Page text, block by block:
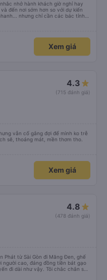
nhở hành khách giờ nghỉ hay
đến nơi sớm hơn so với dự kiến
nhưng chỉ cần các bác tỉnh
sạch sẽ và
Xem giá
4.3
(715 đánh giá)
vẫn cố gắng đợi để mình ko trễ
sẽ, thoáng mát, mền thơm tho.
Xem giá
4.8
(478 đánh giá)
Phát từ Sài Gòn đi Măng Đen, ghế
người cao, đáng đồng tiền bát gạo
đi dài như vậy. Tôi chắc chắn sẽ